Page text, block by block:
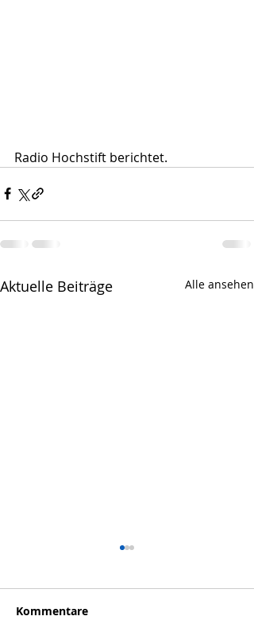
Radio Hochstift berichtet.
Aktuelle Beiträge Alle ansehen
Kommentare